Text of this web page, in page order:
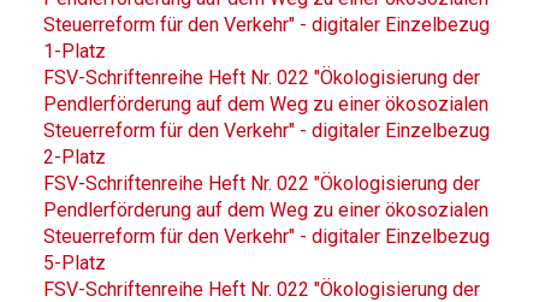
Steuerreform für den Verkehr" - digitaler Einzelbezug
1-Platz
FSV-Schriftenreihe Heft Nr. 022 "Ökologisierung der
Pendlerförderung auf dem Weg zu einer ökosozialen
Steuerreform für den Verkehr" - digitaler Einzelbezug
2-Platz
FSV-Schriftenreihe Heft Nr. 022 "Ökologisierung der
Pendlerförderung auf dem Weg zu einer ökosozialen
Steuerreform für den Verkehr" - digitaler Einzelbezug
5-Platz
FSV-Schriftenreihe Heft Nr. 022 "Ökologisierung der